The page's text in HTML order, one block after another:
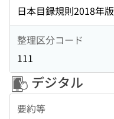
日本目録規則2018年版
整理区分コード
111
デジタル
要約等